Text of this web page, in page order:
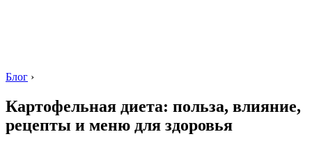
Блог ›
Картофельная диета: польза, влияние,
рецепты и меню для здоровья